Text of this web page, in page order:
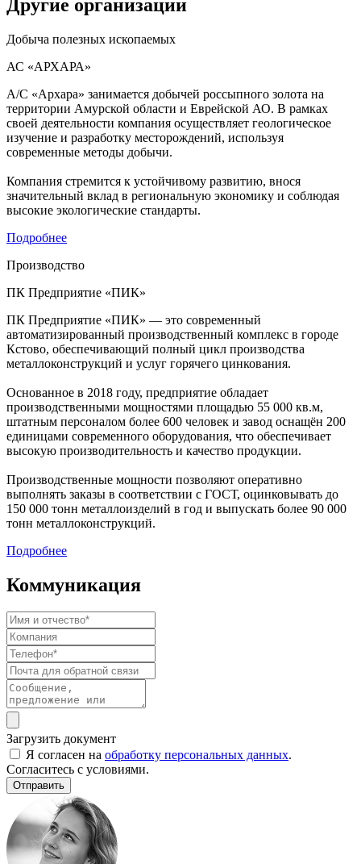
Другие организации
Добыча полезных ископаемых
АС «АРХАРА»
А/С «Архара» занимается добычей россыпного золота на
территории Амурской области и Еврейской АО. В рамках
своей деятельности компания осуществляет геологическое
изучение и разработку месторождений, используя
современные методы добычи.
Компания стремится к устойчивому развитию, внося
значительный вклад в региональную экономику и соблюдая
высокие экологические стандарты.
Подробнее
Производство
ПК Предприятие «ПИК»
ПК Предприятие «ПИК» — это современный
автоматизированный производственный комплекс в городе
Кстово, обеспечивающий полный цикл производства
металлоконструкций и услуг горячего цинкования.
Основанное в 2018 году, предприятие обладает
производственными мощностями площадью 55 000 кв.м,
штатным персоналом более 600 человек и завод оснащён 200
единицами современного оборудования, что обеспечивает
высокую производительность и качество продукции.
Производственные мощности позволяют оперативно
выполнять заказы в соответствии с ГОСТ, оцинковывать до
150 000 тонн металлоизделий в год и выпускать более 90 000
тонн металлоконструкций.
Подробнее
Коммуникация
Загрузить документ
Я согласен на обработку персональных данных.
Согласитесь с условиями.
Отправить